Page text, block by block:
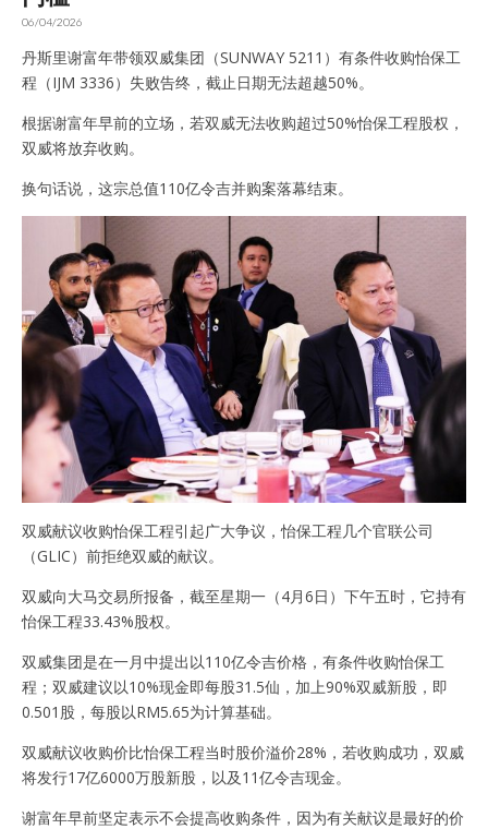
06/04/2026
丹斯里谢富年带领双威集团（SUNWAY 5211）有条件收购怡保工
程（IJM 3336）失败告终，截止日期无法超越50%。
根据谢富年早前的立场，若双威无法收购超过50%怡保工程股权，
双威将放弃收购。
换句话说，这宗总值110亿令吉并购案落幕结束。
双威献议收购怡保工程引起广大争议，怡保工程几个官联公司
（GLIC）前拒绝双威的献议。
双威向大马交易所报备，截至星期一（4月6日）下午五时，它持有
怡保工程33.43%股权。
双威集团是在一月中提出以110亿令吉价格，有条件收购怡保工
程；双威建议以10%现金即每股31.5仙，加上90%双威新股，即
0.501股，每股以RM5.65为计算基础。
双威献议收购价比怡保工程当时股价溢价28%，若收购成功，双威
将发行17亿6000万股新股，以及11亿令吉现金。
谢富年早前坚定表示不会提高收购条件，因为有关献议是最好的价